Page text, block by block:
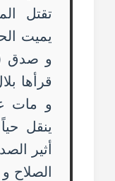
تقتل
يميت
و صدق (
قرأها
و مات
ينقل
أثير
الصلاح